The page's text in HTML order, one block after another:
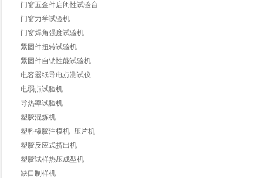
门窗五金件启闭性试验台
门窗力学试验机
门窗焊角强度试验机
紧固件扭转试验机
紧固件自锁性能试验机
电容器纸导电点测试仪
电弱点试验机
导热率试验机
塑胶混炼机
塑料橡胶注模机_压片机
塑胶反应式挤出机
塑胶试样热压成型机
缺口制样机